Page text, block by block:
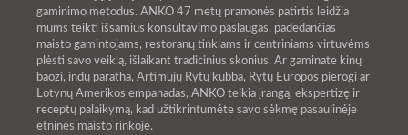
gaminimo metodus. ANKO 47 metų pramonės patirtis leidžia
mums teikti išsamius konsultavimo paslaugas, padedančias
maisto gamintojams, restoranų tinklams ir centriniams virtuvėms
plėsti savo veiklą, išlaikant tradicinius skonius. Ar gaminate kinų
baozi, indų paratha, Artimųjų Rytų kubba, Rytų Europos pierogi ar
Lotynų Amerikos empanadas, ANKO teikia įrangą, ekspertizę ir
receptų palaikymą, kad užtikrintumėte savo sėkmę pasaulinėje
etninės maisto rinkoje.